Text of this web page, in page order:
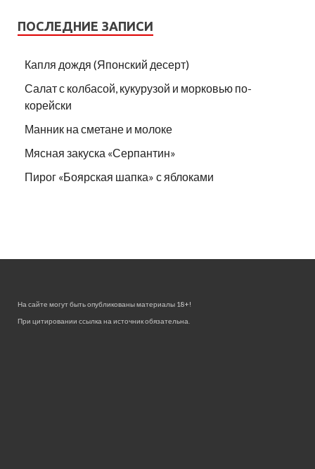
ПОСЛЕДНИЕ ЗАПИСИ
Капля дождя (Японский десерт)
Салат с колбасой, кукурузой и морковью по-
корейски
Манник на сметане и молоке
Мясная закуска «Серпантин»
Пирог «Боярская шапка» с яблоками
На сайте могут быть опубликованы материалы 18+!
При цитировании ссылка на источник обязательна.